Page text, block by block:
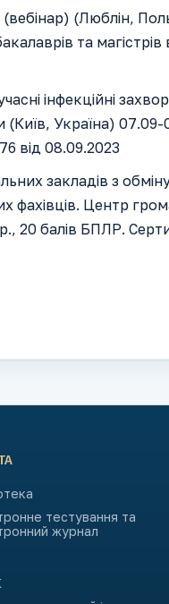
(Люблін,
та
інфекційні
(Київ, Україна)
від 08.09.2023
закладів з
фахівців. Центр
20 балів БПЛР.
тестування та
журнал